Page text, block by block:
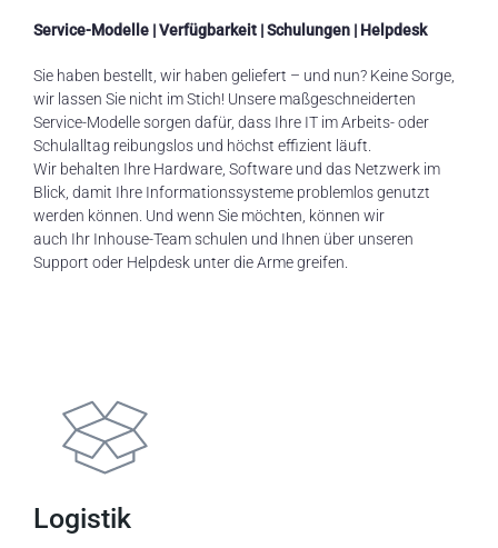
Service-Modelle | Verfügbarkeit | Schulungen | Helpdesk
Sie haben bestellt, wir haben geliefert – und nun? Keine Sorge,
wir lassen Sie nicht im Stich! Unsere maßgeschneiderten
Service-Modelle sorgen dafür, dass Ihre IT im Arbeits- oder
Schulalltag reibungslos und höchst effizient läuft.
Wir behalten Ihre Hardware, Software und das Netzwerk im
Blick , damit Ihre Informationssysteme problemlos genutzt
werden können. Und wenn Sie möchten , können wir
auch Ihr Inhouse-Team schulen und Ihnen über unseren
Support oder Helpdesk unter die Arme greifen.
Logistik